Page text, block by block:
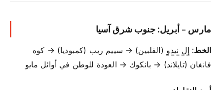
مارس - أبريل: جنوب شرق آسيا
الخط: إل نيدو (الفلبين) → سييم ريب (كمبوديا) → كوه
فانغان (تايلاند) → بانكوك → العودة للوطن في أوائل مايو